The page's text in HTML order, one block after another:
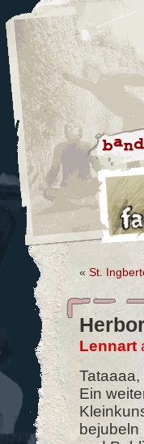
« St.
Lennart
Ein